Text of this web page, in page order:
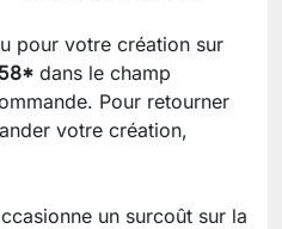
pour votre création sur
dans le champ
Pour retourner
votre création,
un surcoût sur la